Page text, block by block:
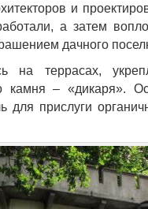
и
а затем
дачного
на террасах,
камня – «дикаря».
для прислуги